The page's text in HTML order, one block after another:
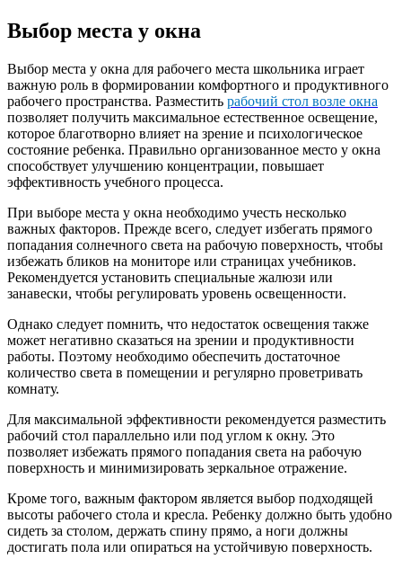
Выбор места у окна
Выбор места у окна для рабочего места школьника играет
важную роль в формировании комфортного и продуктивного
рабочего пространства. Разместить рабочий стол возле окна
позволяет получить максимальное естественное освещение,
которое благотворно влияет на зрение и психологическое
состояние ребенка. Правильно организованное место у окна
способствует улучшению концентрации, повышает
эффективность учебного процесса.
При выборе места у окна необходимо учесть несколько
важных факторов. Прежде всего, следует избегать прямого
попадания солнечного света на рабочую поверхность, чтобы
избежать бликов на мониторе или страницах учебников.
Рекомендуется установить специальные жалюзи или
занавески, чтобы регулировать уровень освещенности.
Однако следует помнить, что недостаток освещения также
может негативно сказаться на зрении и продуктивности
работы. Поэтому необходимо обеспечить достаточное
количество света в помещении и регулярно проветривать
комнату.
Для максимальной эффективности рекомендуется разместить
рабочий стол параллельно или под углом к окну. Это
позволяет избежать прямого попадания света на рабочую
поверхность и минимизировать зеркальное отражение.
Кроме того, важным фактором является выбор подходящей
высоты рабочего стола и кресла. Ребенку должно быть удобно
сидеть за столом, держать спину прямо, а ноги должны
достигать пола или опираться на устойчивую поверхность.